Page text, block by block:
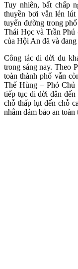
Tuy nhiên, bất chấp
thuyền bơi vẫn lén
tuyến đường trong
Thái Học và Trần Phú
của Hội An đã và
Công tác di dời du
trong sáng nay. Theo
toàn thành phố vẫn
Thế Hùng – Phó
tiếp tục di dời dân
chỗ thấp lụt đến chỗ
nhằm đảm bảo an